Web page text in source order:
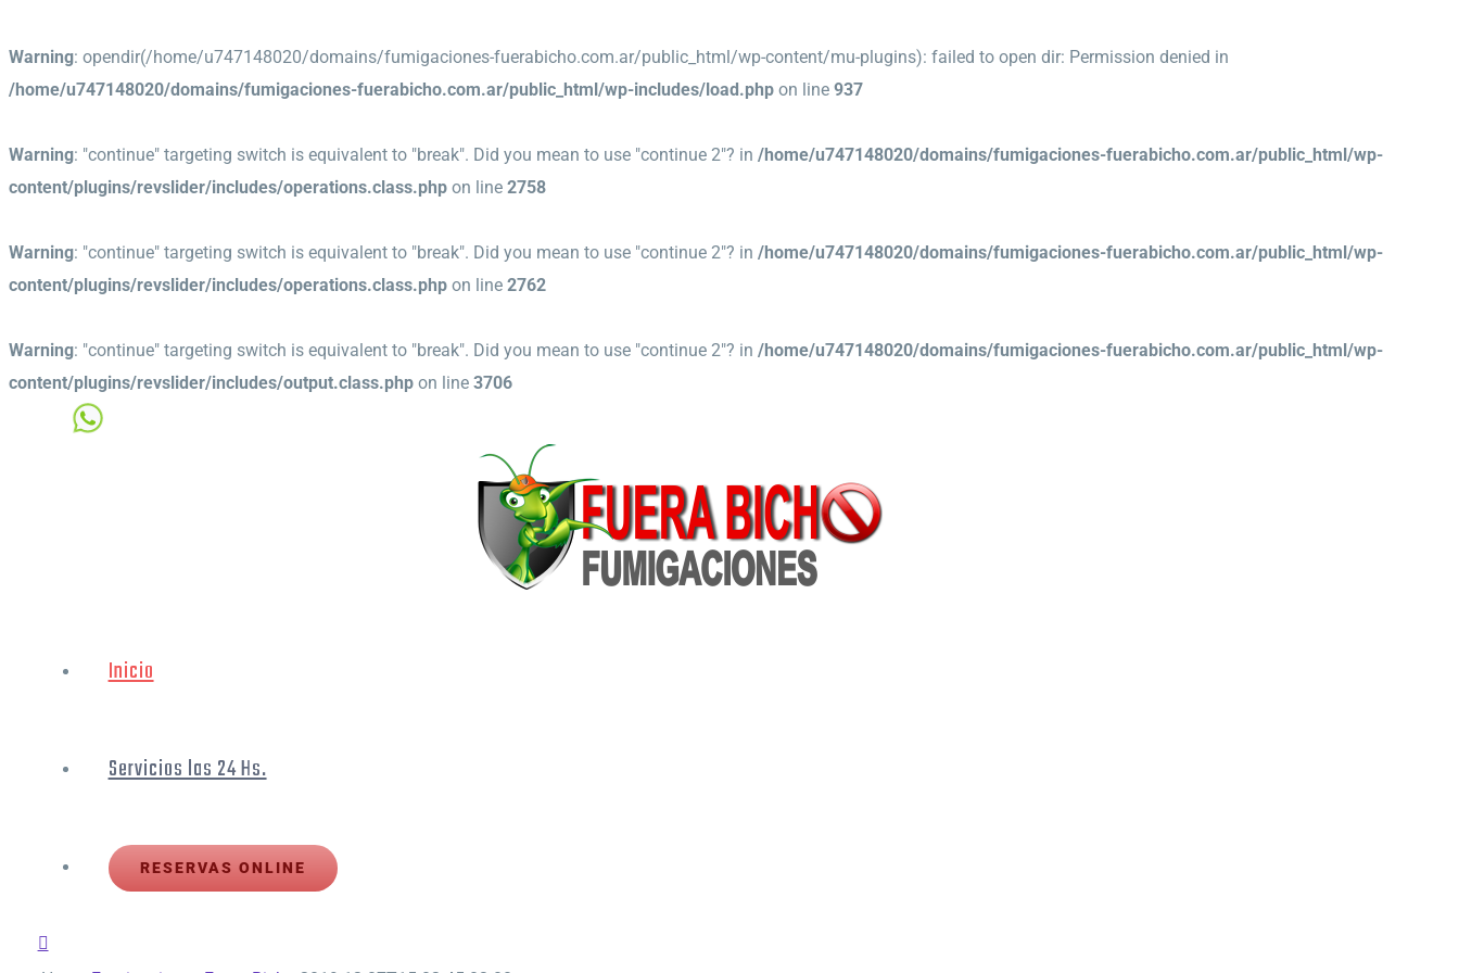
Warning: opendir(/home/u747148020/domains/fumigaciones-fuerabicho.com.ar/public_html/wp-content/mu-plugins): failed to open dir: Permission denied in
/home/u747148020/domains/fumigaciones-fuerabicho.com.ar/public_html/wp-includes/load.php on line 937
Warning: "continue" targeting switch is equivalent to "break". Did you mean to use "continue 2"? in /home/u747148020/domains/fumigaciones-fuerabicho.com.ar/public_html/wp-
content/plugins/revslider/includes/operations.class.php on line 2758
Warning: "continue" targeting switch is equivalent to "break". Did you mean to use "continue 2"? in /home/u747148020/domains/fumigaciones-fuerabicho.com.ar/public_html/wp-
content/plugins/revslider/includes/operations.class.php on line 2762
Warning: "continue" targeting switch is equivalent to "break". Did you mean to use "continue 2"? in /home/u747148020/domains/fumigaciones-fuerabicho.com.ar/public_html/wp-
content/plugins/revslider/includes/output.class.php on line 3706
Inicio
Servicios las 24 Hs.
RESERVAS ONLINE